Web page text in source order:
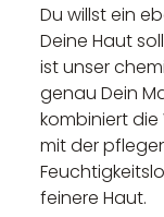
Du willst ein
Deine Haut
ist unser
genau Dein
kombiniert die
mit der
feinere Haut.